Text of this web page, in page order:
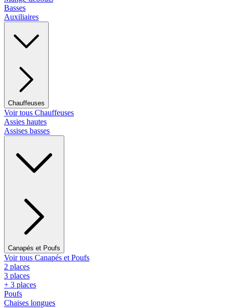
Basses
Auxiliaires
Chauffeuses
Voir tous Chauffeuses
Assies hautes
Assises basses
Canapés et Poufs
Voir tous Canapés et Poufs
2 places
3 places
+ 3 places
Poufs
Chaises longues